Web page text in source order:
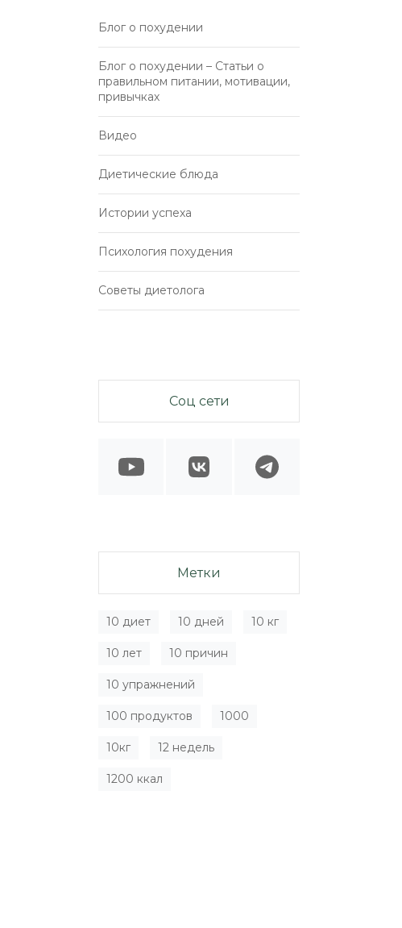
Блог о похудении
Блог о похудении – Статьи о
правильном питании, мотивации,
привычках
Видео
Диетические блюда
Истории успеха
Психология похудения
Советы диетолога
Соц сети
Метки
10 диет 10 дней 10 кг
10 лет 10 причин
10 упражнений
100 продуктов 1000
10кг 12 недель
1200 ккал